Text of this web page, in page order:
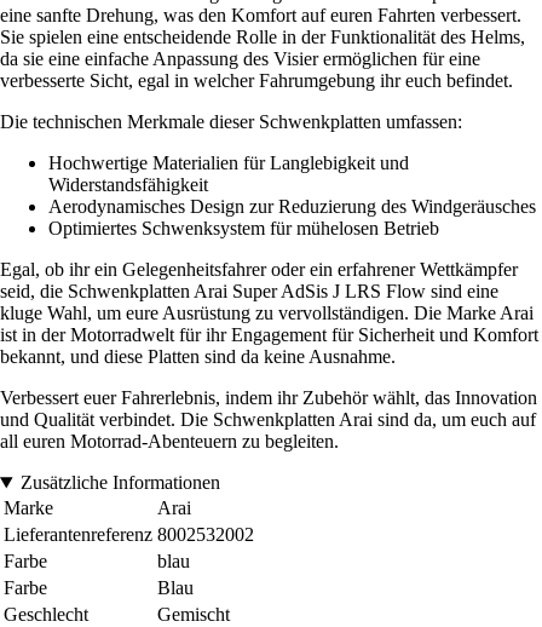
eine sanfte Drehung, was den Komfort auf euren Fahrten verbessert.
Sie spielen eine entscheidende Rolle in der Funktionalität des Helms,
da sie eine einfache Anpassung des Visier ermöglichen für eine
verbesserte Sicht, egal in welcher Fahrumgebung ihr euch befindet.
Die technischen Merkmale dieser Schwenkplatten umfassen:
Hochwertige Materialien für Langlebigkeit und
Widerstandsfähigkeit
Aerodynamisches Design zur Reduzierung des Windgeräusches
Optimiertes Schwenksystem für mühelosen Betrieb
Egal, ob ihr ein Gelegenheitsfahrer oder ein erfahrener Wettkämpfer
seid, die Schwenkplatten Arai Super AdSis J LRS Flow sind eine
kluge Wahl, um eure Ausrüstung zu vervollständigen. Die Marke Arai
ist in der Motorradwelt für ihr Engagement für Sicherheit und Komfort
bekannt, und diese Platten sind da keine Ausnahme.
Verbessert euer Fahrerlebnis, indem ihr Zubehör wählt, das Innovation
und Qualität verbindet. Die Schwenkplatten Arai sind da, um euch auf
all euren Motorrad-Abenteuern zu begleiten.
Zusätzliche Informationen
Marke
Arai
Lieferantenreferenz 8002532002
Farbe
blau
Farbe
Blau
Geschlecht
Gemischt